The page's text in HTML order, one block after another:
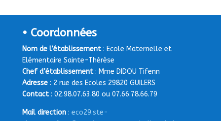
• Coordonnées
Nom de l’établissement: Ecole Maternelle et
Elémentaire Sainte-Thérèse
Chef d’établissement: Mme DIDOU Tifenn
Adresse: 2 rue des Ecoles 29820 GUILERS
Contact: 02.98.07.63.80 ou 07.66.78.66.79
Mail direction: eco29.ste-